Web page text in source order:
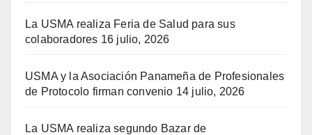
La USMA realiza Feria de Salud para sus
colaboradores 16 julio, 2026
USMA y la Asociación Panameña de Profesionales
de Protocolo firman convenio 14 julio, 2026
La USMA realiza segundo Bazar de